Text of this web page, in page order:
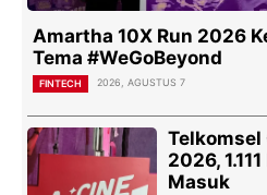
Amartha 10X Run 2026
Tema #WeGoBeyond
FINTECH 2026, AGUSTUS 7
Telkomsel
2026,
Masuk